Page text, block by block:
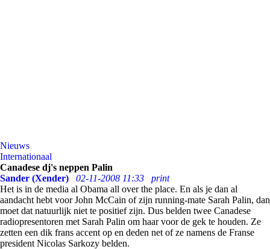
Nieuws
Internationaal
Canadese dj's neppen Palin
Sander (Xender)
02-11-2008 11:33
print
Het is in de media al Obama all over the place. En als je dan al
aandacht hebt voor John McCain of zijn running-mate Sarah Palin, dan
moet dat natuurlijk niet te positief zijn. Dus belden twee Canadese
radiopresentoren met Sarah Palin om haar voor de gek te houden. Ze
zetten een dik frans accent op en deden net of ze namens de Franse
president Nicolas Sarkozy belden.